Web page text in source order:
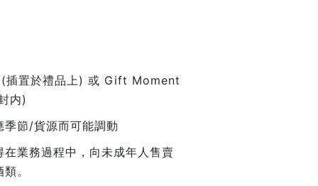
(插置於禮品上) 或 Gift Moment
内)
季節/貨源而可能調動
業務過程中，向未成年人售賣
。